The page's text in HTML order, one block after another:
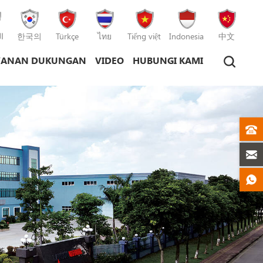
한국의 Türkçe ไทย Tiếng việt Indonesia 中文
DUKUNGAN VIDEO HUBUNGI KAMI